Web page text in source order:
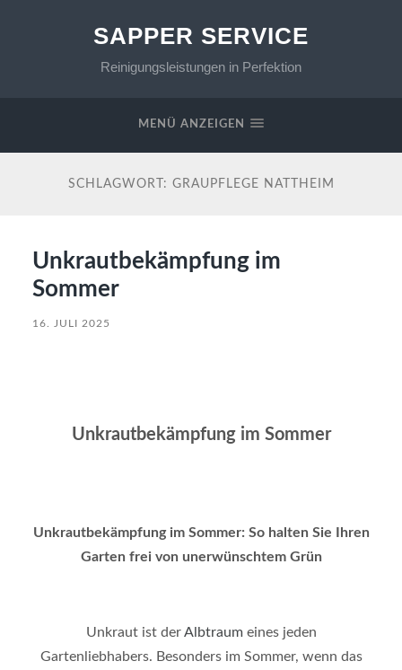
SAPPER SERVICE
Reinigungsleistungen in Perfektion
MENÜ ANZEIGEN
SCHLAGWORT: GRAUPFLEGE NATTHEIM
Unkrautbekämpfung im
Sommer
16. JULI 2025
Unkrautbekämpfung im Sommer
Unkrautbekämpfung im Sommer: So halten Sie Ihren
Garten frei von unerwünschtem Grün
Unkraut ist derAlbtraumeines jeden
Gartenliebhabers. Besonders im Sommer, wenn das